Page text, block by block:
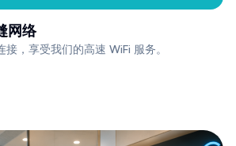
网络
接，享受我们的高速 WiFi 服务。